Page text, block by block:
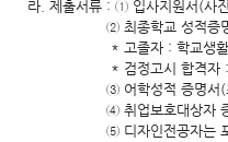
라. 제출서류 : ① 입사지원서(사
② 최종학교 성적증명서(전
* 고졸자 : 학교생활기
* 검정고시 합격자 : 검정
③ 어학성적 증명서(최근2년
④ 취업보호대상자 증명서,
⑤ 디자인전공자는 포트폴